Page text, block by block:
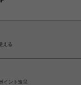
える
イント進呈